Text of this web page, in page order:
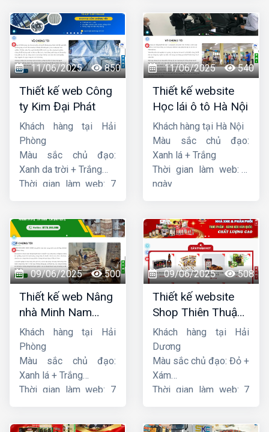
11/06/2025 850
Thiết kế web Công
ty Kim Đại Phát
Khách hàng tại Hải
Phòng
Màu sắc chủ đạo:
Xanh da trời + Trắng
Thời gian làm web: 7
11/06/2025 540
Thiết kế website
Học lái ô tô Hà Nội
Khách hàng tại Hà Nội
Màu sắc chủ đạo:
Xanh lá + Trắng
Thời gian làm web: 7
ngày
09/06/2025 500
Thiết kế web Nâng
nhà Minh Nam
Hoàng
Khách hàng tại Hải
Phòng
Màu sắc chủ đạo:
Xanh lá + Trắng
Thời gian làm web: 7
09/06/2025 508
Thiết kế website
Shop Thiên Thuận
Phát
Khách hàng tại Hải
Dương
Màu sắc chủ đạo: Đỏ +
Xám
Thời gian làm web: 7